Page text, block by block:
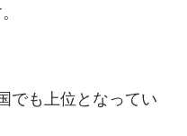
でも上位となってい